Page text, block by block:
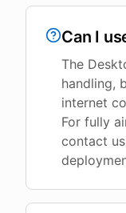
Can I
The
handling,
internet
For fully
contact